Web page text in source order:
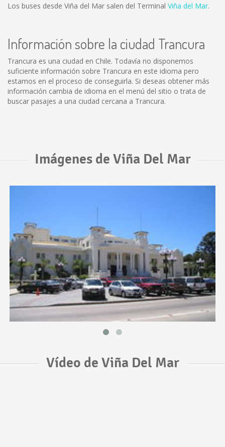
Los buses desde Viña del Mar salen del Terminal Viña del Mar.
Información sobre la ciudad Trancura
Trancura es una ciudad en Chile. Todavía no disponemos
suficiente información sobre Trancura en este idioma pero
estamos en el proceso de conseguirla. Si deseas obtener más
información cambia de idioma en el menú del sitio o trata de
buscar pasajes a una ciudad cercana a Trancura.
Imágenes de Viña Del Mar
Vídeo de Viña Del Mar